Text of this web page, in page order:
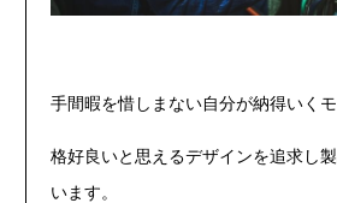
手間暇を惜しまない自分が納得いくモ
格好良いと思えるデザインを追求し
います。